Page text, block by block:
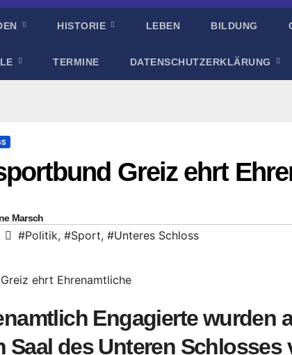
HISTORIE LEBEN BILDUNG
TERMINE DATENSCHUTZERKLÄRUNG
Greiz ehrt
Marsch
#Politik, #Sport, #Unteres Schloss
Engagierte wurden
Saal des Unteren